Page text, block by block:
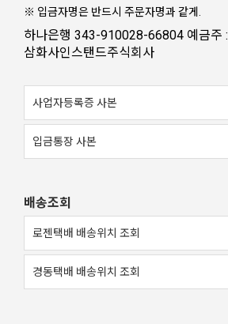
※ 입금자명은 반드시 주문자명과 같게.
하나은행 343-910028-66804 예금주 :
삼화사인스탠드주식회사
사업자등록증 사본
입금통장 사본
배송조회
로젠택배 배송위치 조회
경동택배 배송위치 조회